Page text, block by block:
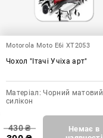
Motorola Moto E6i XT2053
Чохол "Ітачі Учіха арт"
Матеріал: Чорний матовий
силікон
430₴
Немає в